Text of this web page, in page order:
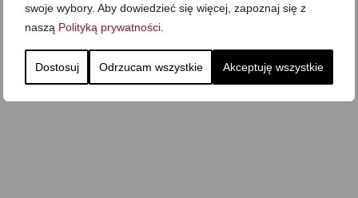
swoje wybory. Aby dowiedzieć się więcej, zapoznaj się z
naszą Polityką prywatności
Dostosuj Odrzucam wszystkie Akceptuję wszystkie